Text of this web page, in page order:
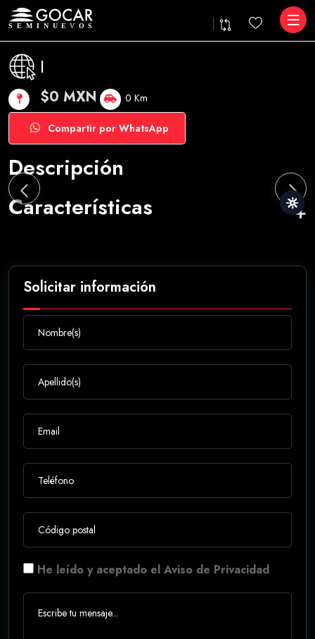
|
$0 MXN 0 Km
Compartir por WhatsApp
Descripción
Características
Solicitar información
He leído y aceptado el Aviso de Privacidad